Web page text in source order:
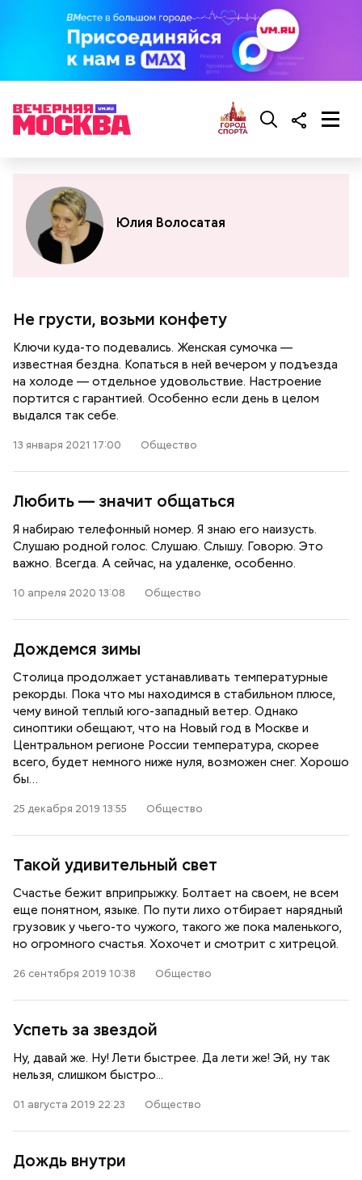
Юлия Волосатая
Не грусти, возьми конфету
Ключи куда-то подевались. Женская сумочка —
известная бездна. Копаться в ней вечером у подъезда
на холоде — отдельное удовольствие. Настроение
портится с гарантией. Особенно если день в целом
выдался так себе.
13 января 2021 17:00 Общество
Любить — значит общаться
Я набираю телефонный номер. Я знаю его наизусть.
Слушаю родной голос. Слушаю. Слышу. Говорю. Это
важно. Всегда. А сейчас, на удаленке, особенно.
10 апреля 2020 13:08 Общество
Дождемся зимы
Столица продолжает устанавливать температурные
рекорды. Пока что мы находимся в стабильном плюсе,
чему виной теплый юго-западный ветер. Однако
синоптики обещают, что на Новый год в Москве и
Центральном регионе России температура, скорее
всего, будет немного ниже нуля, возможен снег. Хорошо
бы…
25 декабря 2019 13:55 Общество
Такой удивительный свет
Счастье бежит вприпрыжку. Болтает на своем, не всем
еще понятном, языке. По пути лихо отбирает нарядный
грузовик у чьего-то чужого, такого же пока маленького,
но огромного счастья. Хохочет и смотрит с хитрецой.
26 сентября 2019 10:38 Общество
Успеть за звездой
Ну, давай же. Ну! Лети быстрее. Да лети же! Эй, ну так
нельзя, слишком быстро...
01 августа 2019 22:23 Общество
Дождь внутри